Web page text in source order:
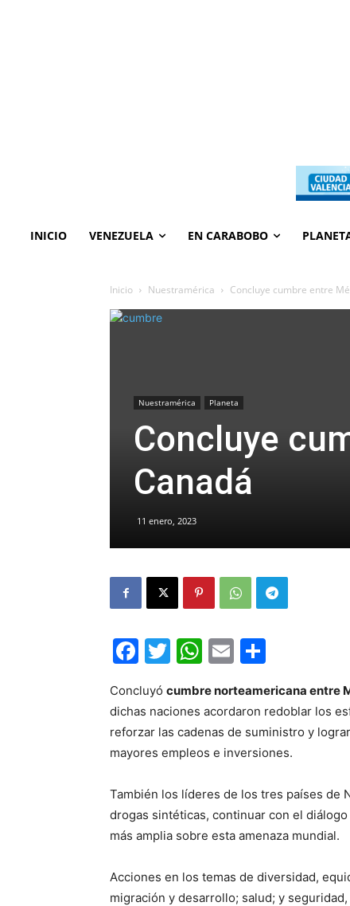
INICIO VENEZUELA EN CARABOBO
Inicio Nuestramérica Concluye cumbre entre
Nuestramérica Planeta
Concluye
Canadá
11 enero, 2023
Facebook
Twitter
WhatsApp
Email
Concluyó cumbre norteamericana entre
dichas naciones acordaron redoblar los
reforzar las cadenas de suministro y
mayores empleos e inversiones.
También los líderes de los tres países de
drogas sintéticas, continuar con el
más amplia sobre esta amenaza mundial.
Acciones en los temas de diversidad,
migración y desarrollo; salud; y